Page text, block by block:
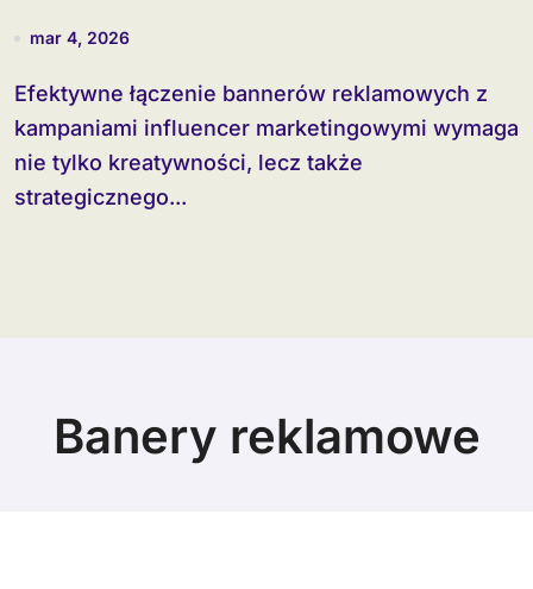
marketingowych?
mar 4, 2026
Efektywne łączenie bannerów reklamowych z
kampaniami influencer marketingowymi wymaga
nie tylko kreatywności, lecz także
strategicznego...
Banery reklamowe